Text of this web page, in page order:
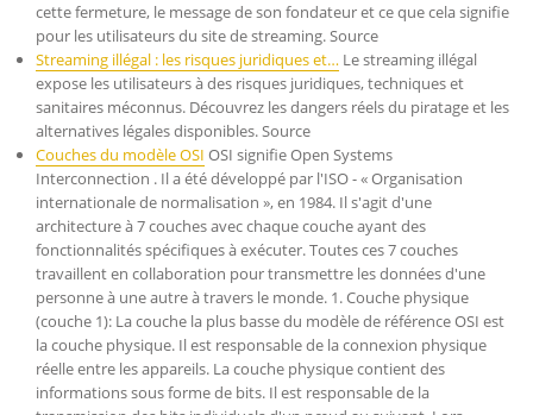
cette fermeture, le message de son fondateur et ce que cela signifie
pour les utilisateurs du site de streaming. Source
Streaming illégal : les risques juridiques et… Le streaming illégal
expose les utilisateurs à des risques juridiques, techniques et
sanitaires méconnus. Découvrez les dangers réels du piratage et les
alternatives légales disponibles. Source
Couches du modèle OSI OSI signifie Open Systems
Interconnection . Il a été développé par l'ISO - « Organisation
internationale de normalisation », en 1984. Il s'agit d'une
architecture à 7 couches avec chaque couche ayant des
fonctionnalités spécifiques à exécuter. Toutes ces 7 couches
travaillent en collaboration pour transmettre les données d'une
personne à une autre à travers le monde. 1. Couche physique
(couche 1): La couche la plus basse du modèle de référence OSI est
la couche physique. Il est responsable de la connexion physique
réelle entre les appareils. La couche physique contient des
informations sous forme de bits. Il est responsable de la